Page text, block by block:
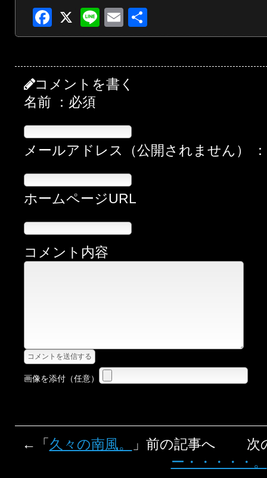
Facebook
X LineEmail
有
コメントを書く
名前 ：必須
メールアドレス（公開されません）
ホームページURL
コメント内容
画像を添付（任意）
←「 久々の南風。
」前の記事へ 次
ー・・・・・。